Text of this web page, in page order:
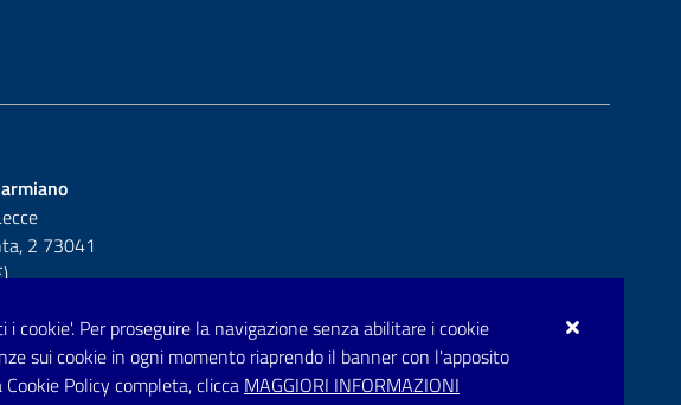
Per proseguire la navigazione senza abilitare i cookie
sui cookie in ogni momento riaprendo il banner con l'apposito
Policy completa, clicca MAGGIORI INFORMAZIONI
2 73041
600001
Certificata: